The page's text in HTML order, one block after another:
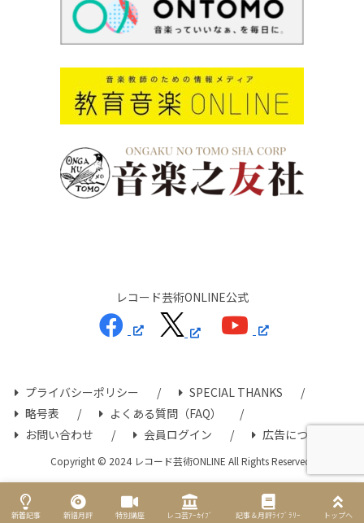
レコード芸術ONLINE公式
プライバシーポリシー
SPECIAL THANKS
略号表
よくある質問（FAQ）
お問い合わせ
会員ログイン 広告について
Copyright © 2024 レコード芸術ONLINE All Rights Reserved.
新着記事 新譜月評 特別講座 レコ芸ｱｰｶｲﾌﾞ 記事＆月評ﾗｲﾌﾞﾗﾘｰ トップへ